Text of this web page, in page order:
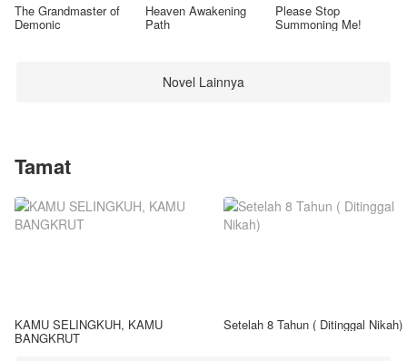
The Grandmaster of
Demonic
Heaven Awakening
Path
Please Stop
Summoning Me!
Novel Lainnya
Tamat
KAMU SELINGKUH, KAMU
BANGKRUT
Setelah 8 Tahun ( Ditinggal Nikah)